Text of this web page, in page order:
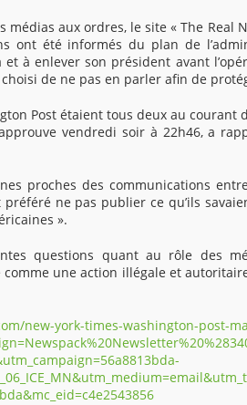
aux ordres, le site « The Real
ont été informés du plan de
à enlever son président avant
de ne pas en parler afin de
Post étaient tous deux au courant
vendredi soir à 22h46, a
proches des communications
ne pas publier ce qu’ils
».
questions quant au rôle des
une action illégale et
new-york-times-washington-post-